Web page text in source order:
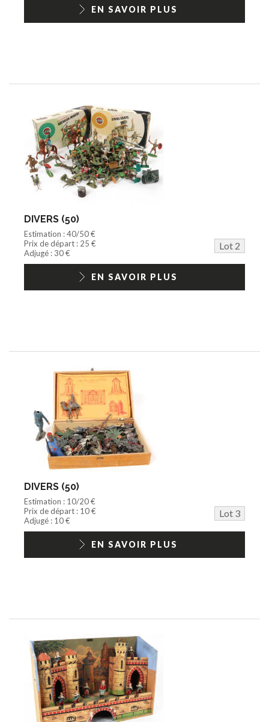
1/18ème moderneEN SAVOIR PLUS
DIVERS (50)
Estimation : 40/50 €
Prix de départ : 25 €
Lot 2
Adjugé : 30 €
EN SAVOIR PLUS
DIVERS (50)
Estimation : 10/20 €
Prix de départ : 10 €
Lot 3
Adjugé : 10 €
EN SAVOIR PLUS